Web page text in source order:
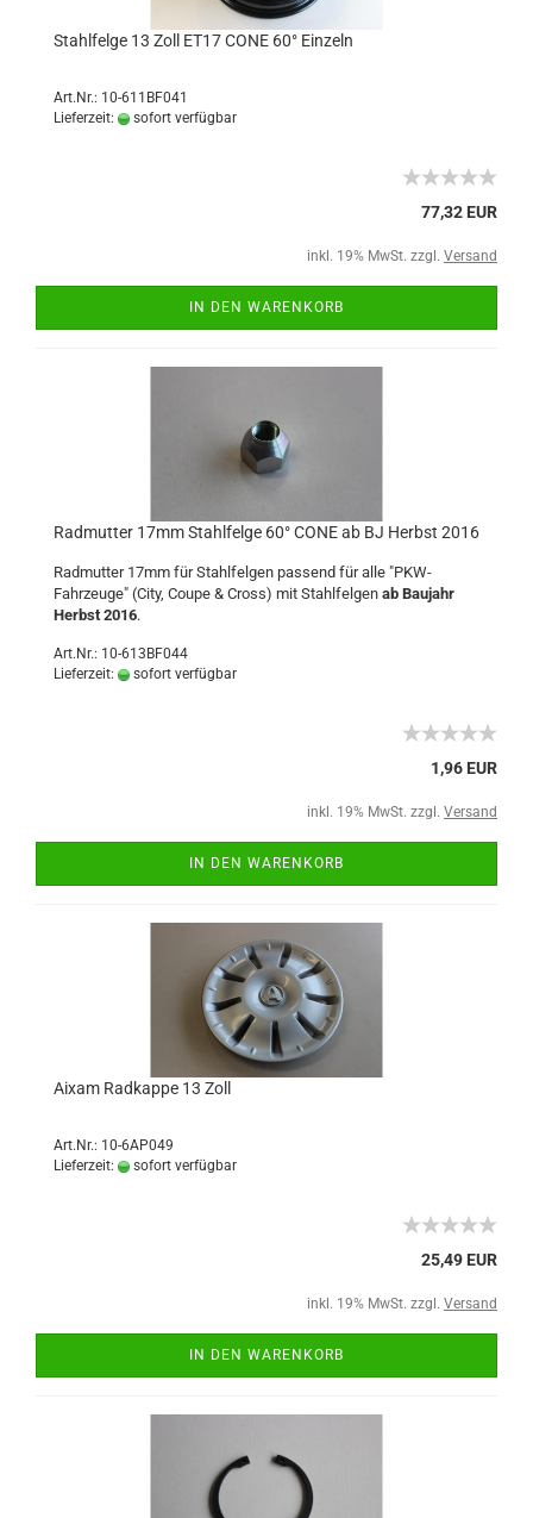
Stahlfelge 13 Zoll ET17 CONE 60° Einzeln
Art.Nr.: 10-611BF041
Lieferzeit:
sofort verfügbar
77,32 EUR
inkl. 19% MwSt. zzgl. Versand
IN DEN WARENKORB
Radmutter 17mm Stahlfelge 60° CONE ab BJ Herbst 2016
Radmutter 17mm für Stahlfelgen passend für alle "PKW-
Fahrzeuge" (City, Coupe & Cross) mit Stahlfelgen ab Baujahr
Herbst 2016.
Art.Nr.: 10-613BF044
Lieferzeit:
sofort verfügbar
1,96 EUR
inkl. 19% MwSt. zzgl. Versand
IN DEN WARENKORB
Aixam Radkappe 13 Zoll
Art.Nr.: 10-6AP049
Lieferzeit:
sofort verfügbar
25,49 EUR
inkl. 19% MwSt. zzgl. Versand
IN DEN WARENKORB